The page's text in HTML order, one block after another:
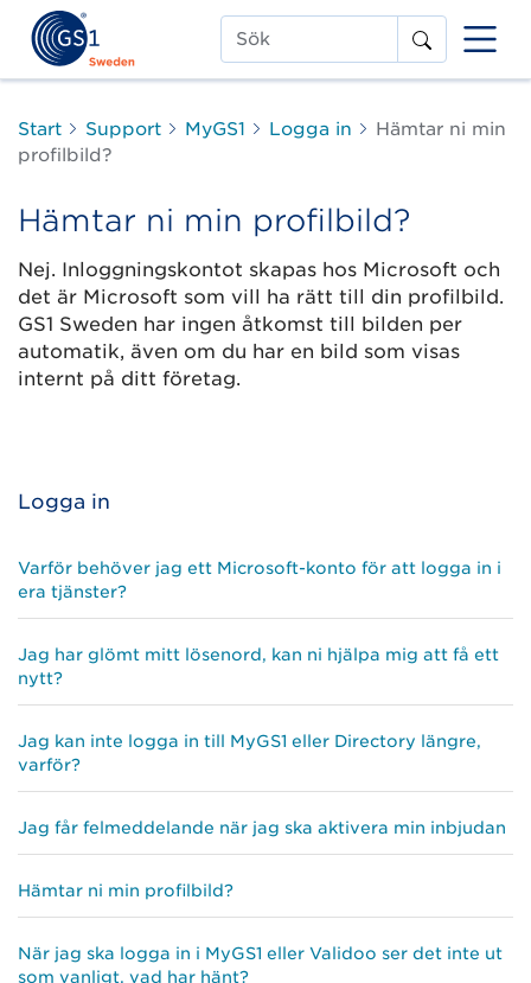
Sök
Start Support MyGS1 Logga in
Hämtar ni min
profilbild?
Hämtar ni min profilbild?
Nej. Inloggningskontot skapas hos Microsoft och
det är Microsoft som vill ha rätt till din profilbild.
GS1 Sweden har ingen åtkomst till bilden per
automatik, även om du har en bild som visas
internt på ditt företag.
Logga in
Varför behöver jag ett Microsoft-konto för att logga in i
era tjänster?
Jag har glömt mitt lösenord, kan ni hjälpa mig att få ett
nytt?
Jag kan inte logga in till MyGS1 eller Directory längre,
varför?
Jag får felmeddelande när jag ska aktivera min inbjudan
Hämtar ni min profilbild?
När jag ska logga in i MyGS1 eller Validoo ser det inte ut
som vanligt, vad har hänt?